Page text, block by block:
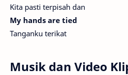
Kita pasti terpisah dan
My hands are tied
Tanganku terikat
Musik dan Video